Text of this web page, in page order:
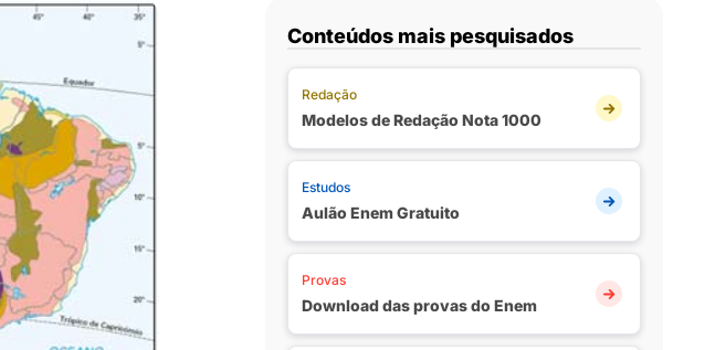
Conteúdos mais pesquisados
Redação
Modelos de Redação Nota 1000
Estudos
Aulão Enem Gratuito
Provas
Download das provas do Enem